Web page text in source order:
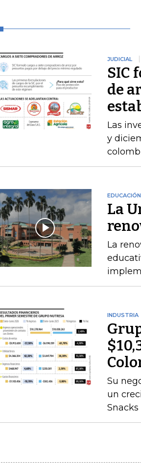
JUDICIAL
SIC
de
Las
y
EDUCACIÓN
La
La
INDUSTRIA
Su
un
Snacks